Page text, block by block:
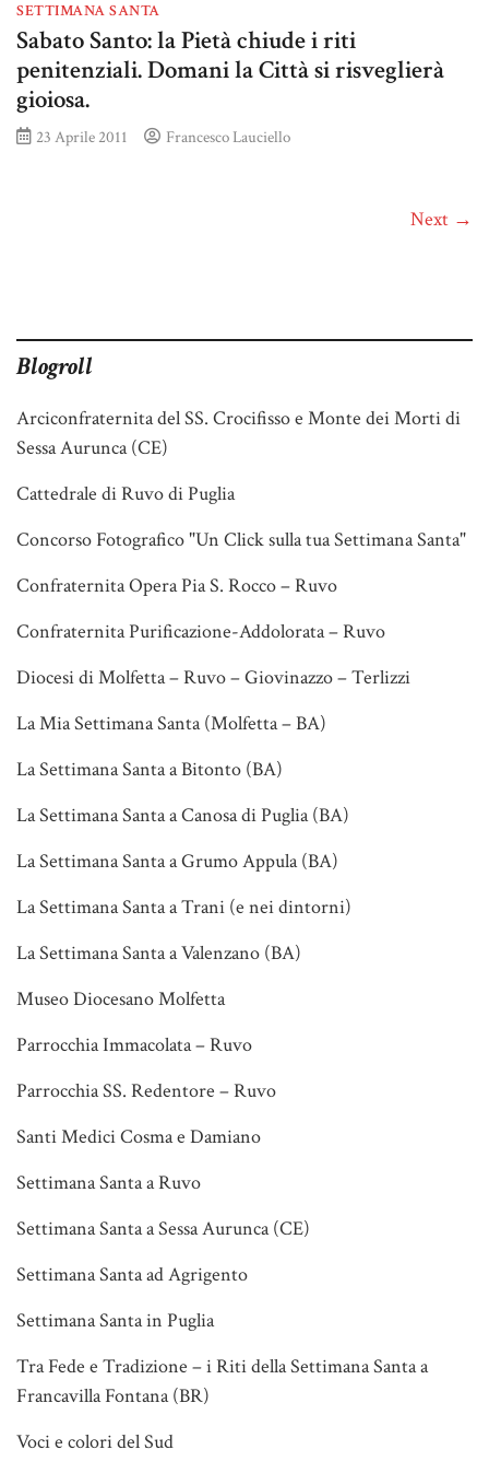
SETTIMANA SANTA
Sabato Santo: la Pietà chiude i riti
penitenziali. Domani la Città si risveglierà
gioiosa.
23 Aprile 2011 Francesco Lauciello
Next →
Blogroll
Arciconfraternita del SS. Crocifisso e Monte dei Morti di
Sessa Aurunca (CE)
Cattedrale di Ruvo di Puglia
Concorso Fotografico "Un Click sulla tua Settimana Santa"
Confraternita Opera Pia S. Rocco – Ruvo
Confraternita Purificazione-Addolorata – Ruvo
Diocesi di Molfetta – Ruvo – Giovinazzo – Terlizzi
La Mia Settimana Santa (Molfetta – BA)
La Settimana Santa a Bitonto (BA)
La Settimana Santa a Canosa di Puglia (BA)
La Settimana Santa a Grumo Appula (BA)
La Settimana Santa a Trani (e nei dintorni)
La Settimana Santa a Valenzano (BA)
Museo Diocesano Molfetta
Parrocchia Immacolata – Ruvo
Parrocchia SS. Redentore – Ruvo
Santi Medici Cosma e Damiano
Settimana Santa a Ruvo
Settimana Santa a Sessa Aurunca (CE)
Settimana Santa ad Agrigento
Settimana Santa in Puglia
Tra Fede e Tradizione – i Riti della Settimana Santa a
Francavilla Fontana (BR)
Voci e colori del Sud